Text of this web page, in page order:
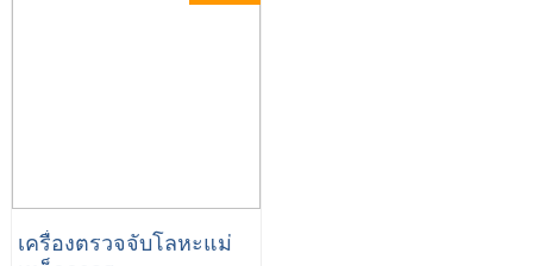
เครื่องตรวจจับโลหะแม่